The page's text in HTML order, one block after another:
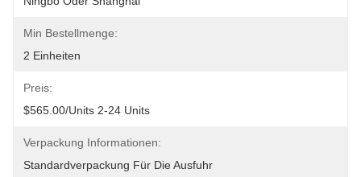
Min Bestellmenge:
2 Einheiten
Preis:
$565.00/units 2-24 Units
Verpackung Informationen:
Standardverpackung Für Die Ausfuhr